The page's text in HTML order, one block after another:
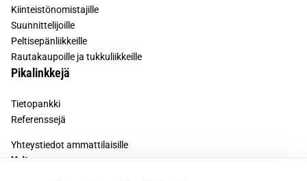
Kiinteistönomistajille
Suunnittelijoille
Peltisepänliikkeille
Rautakaupoille ja tukkuliikkeille
Pikalinkkejä
Tietopankki
Referenssejä
Yhteystiedot ammattilaisille
Yritys